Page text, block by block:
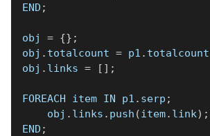
END ;
obj = {} ;
obj . totalcount = p1 . totalcount
obj . links = [ ] ;
FOREACH item IN p1 . serp ;
    obj
. links . push (item. link) ;
END ;